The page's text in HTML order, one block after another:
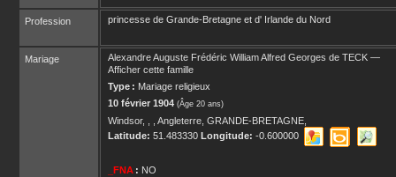
Profession princesse de Grande-Bretagne et d' Irlande du Nord
Mariage Alexandre Auguste Frédéric William Alfred Georges de TECK —
Afficher cette famille
Type : Mariage religieux
10 février 1904 (Âge 20 ans)
Windsor, , , Angleterre, GRANDE-BRETAGNE,
Latitude: 51.483330 Longitude: -0.600000
_FNA : NO